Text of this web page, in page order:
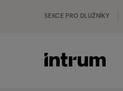
SEKCE PRO DLUŽNÍKY